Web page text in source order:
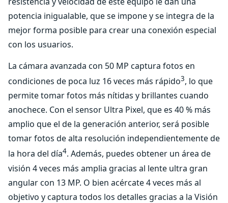
potencia inigualable, que se impone y se integra de la
mejor forma posible para crear una conexión especial
con los usuarios.
La cámara avanzada con 50 MP captura fotos en
condiciones de poca luz 16 veces más rápido3, lo que
permite tomar fotos más nítidas y brillantes cuando
anochece. Con el sensor Ultra Pixel, que es 40 % más
amplio que el de la generación anterior, será posible
tomar fotos de alta resolución independientemente de
la hora del día4. Además, puedes obtener un área de
visión 4 veces más amplia gracias al lente ultra gran
angular con 13 MP. O bien acércate 4 veces más al
objetivo y captura todos los detalles gracias a la Visión